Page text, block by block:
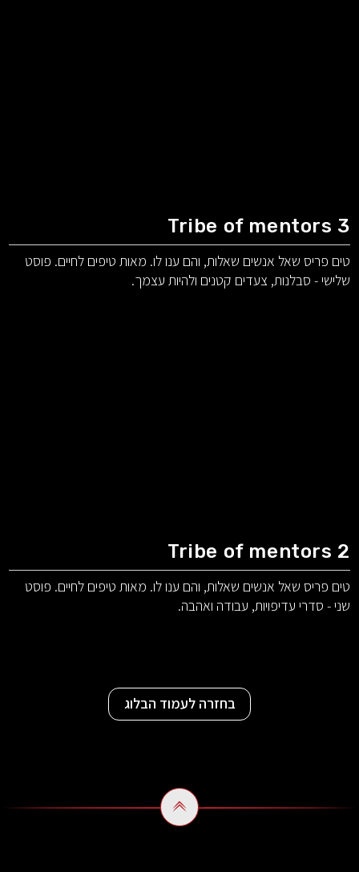
Tribe of mentors 3
טים פריס שאל אנשים שאלות, והם ענו לו. מאות טיפים לחיים. פוסט
שלישי - סבלנות, צעדים קטנים ולהיות עצמך.
Tribe of mentors 2
טים פריס שאל אנשים שאלות, והם ענו לו. מאות טיפים לחיים. פוסט
שני - סדרי עדיפויות, עבודה ואהבה.
בחזרה לעמוד הבלוג